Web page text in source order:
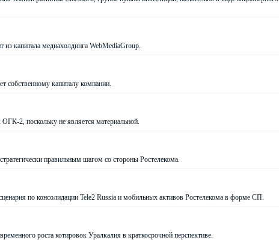
капитала медиахолдинга WebMediaGroup.
собственному капиталу компании.
2, поскольку не является материальной.
правильным шагом со стороны Ростелекома.
по консолидации Tele2 Russia и мобильных активов Ростелекома в форме СП.
роста котировок Уралкалия в краткосрочной перспективе.